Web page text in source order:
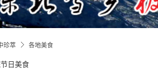
珍萃 各地美食
日美食